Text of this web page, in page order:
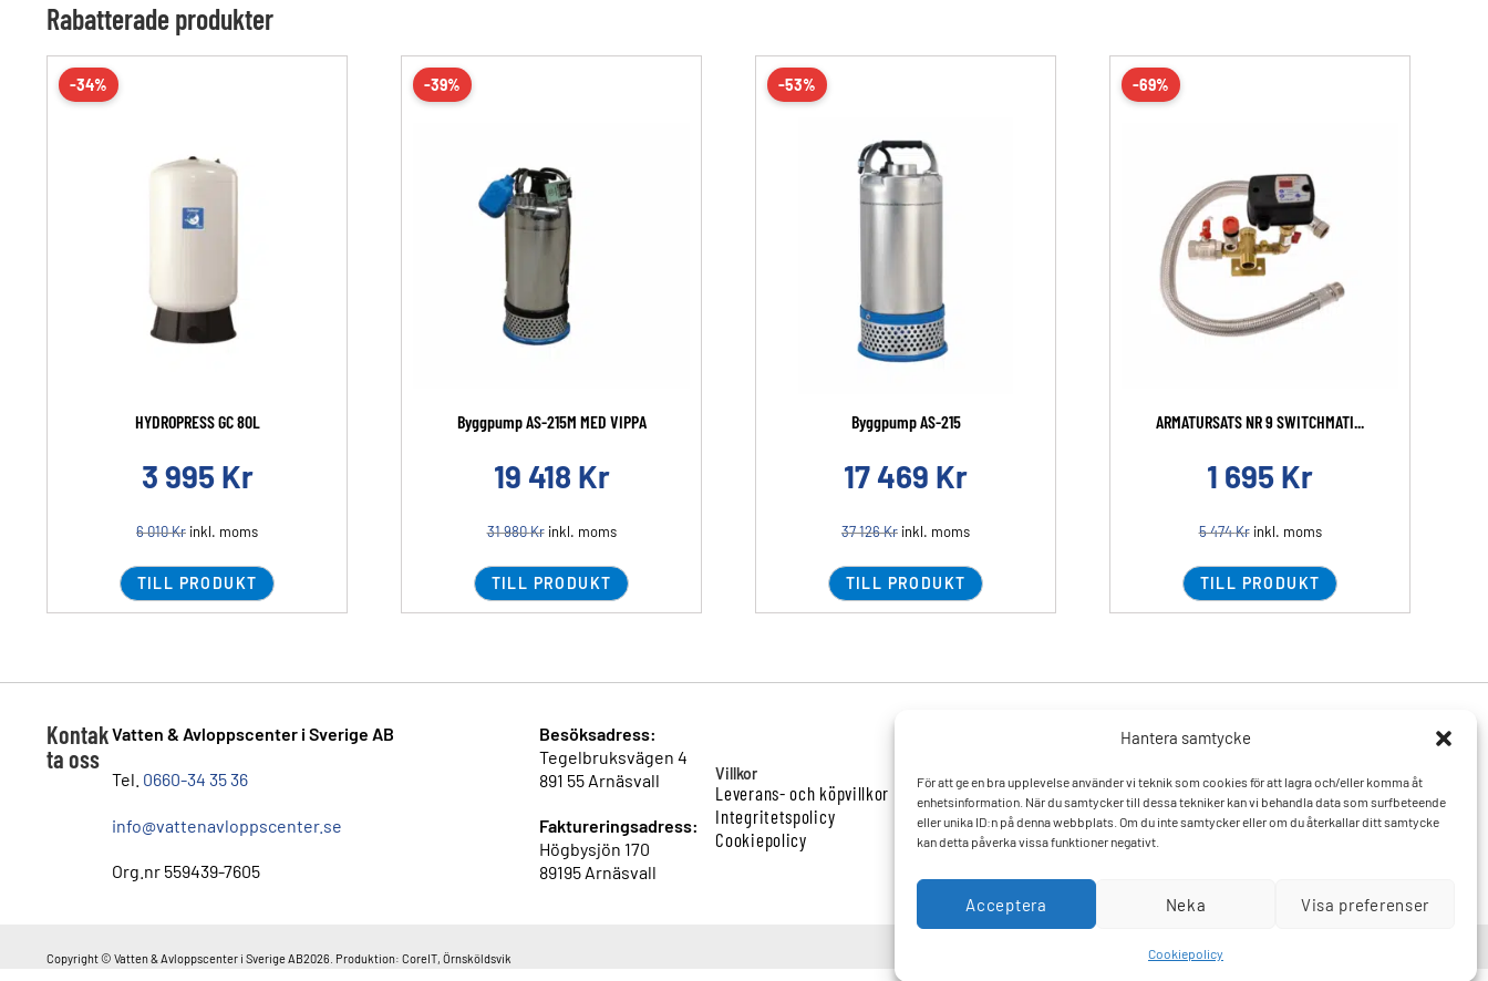
Hantera samtycke
För att ge en bra upplevelse använder vi teknik som cookies för att lagra och/eller komma åt
enhetsinformation. När du samtycker till dessa tekniker kan vi behandla data som surfbeteende
eller unika ID:n på denna webbplats. Om du inte samtycker eller om du återkallar ditt samtycke
kan detta påverka vissa funktioner negativt.
Acceptera Neka Visa preferenser
Cookiepolicy
Rabatterade produkter
-34%
HYDROPRESS GC 80L
3 995 Kr
6 010Kr inkl. moms
TILL PRODUKT
-39%
Byggpump AS-215M MED VIPPA
19 418 Kr
31 980Krinkl. moms
TILL PRODUKT
-53%
Byggpump AS-215
17 469 Kr
37 126Kr inkl. moms
TILL PRODUKT
-69%
ARMATURSATS NR 9 SWITCHMATI...
1 695 Kr
5 474Krinkl. moms
TILL PRODUKT
Kontak
ta oss
Vatten & Avloppscenter i Sverige AB
Tel. 0660-34 35 36
info@vattenavloppscenter.se
Org.nr 559439-7605
Besöksadress:
Tegelbruksvägen 4
891 55 Arnäsvall
Faktureringsadress:
Högbysjön 170
89195 Arnäsvall
Villkor
Leverans- och köpvillkor
Integritetspolicy
Cookiepolicy
Varumärken
Mitt konto
Vanliga frågor och svar
Kontakta oss
Hitta till oss
Copyright © Vatten & Avloppscenter i Sverige AB2026. Produktion: CoreIT, Örnsköldsvik